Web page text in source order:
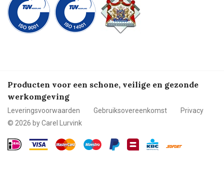
Producten voor een schone, veilige en gezonde
werkomgeving
Leveringsvoorwaarden Gebruiksovereenkomst
Privacy
© 2026 by Carel Lurvink